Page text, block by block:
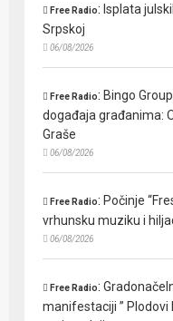
Free Radio: Isplata
Srpskoj
06/08/2026
Free Radio: Bingo
događaja građanima:
Graše
06/08/2026
Free Radio: Počinje
vrhunsku muziku i
06/08/2026
Free Radio:
manifestaciji ” Plodovi